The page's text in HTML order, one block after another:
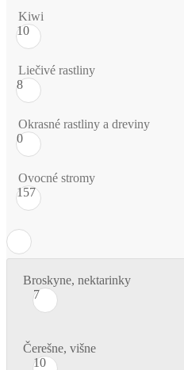
Kiwi
10
Liečivé rastliny
8
Okrasné rastliny a dreviny
0
Ovocné stromy
157
Broskyne, nektarinky
7
Čerešne, višne
10